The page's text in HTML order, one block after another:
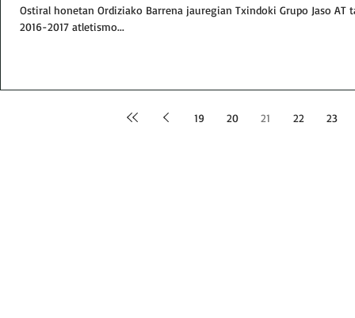
Ostiral honetan Ordiziako Barrena jauregian Txindoki Grupo Jaso AT
2016-2017 atletismo...
19 20 21 22 23